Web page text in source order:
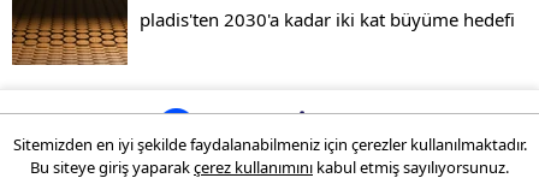
pladis'ten 2030'a kadar iki kat büyüme hedefi
Sitemizden en iyi şekilde faydalanabilmeniz için çerezler kullanılmaktadır.
Bu siteye giriş yaparakçerez kullanımını kabul etmiş sayılıyorsunuz.